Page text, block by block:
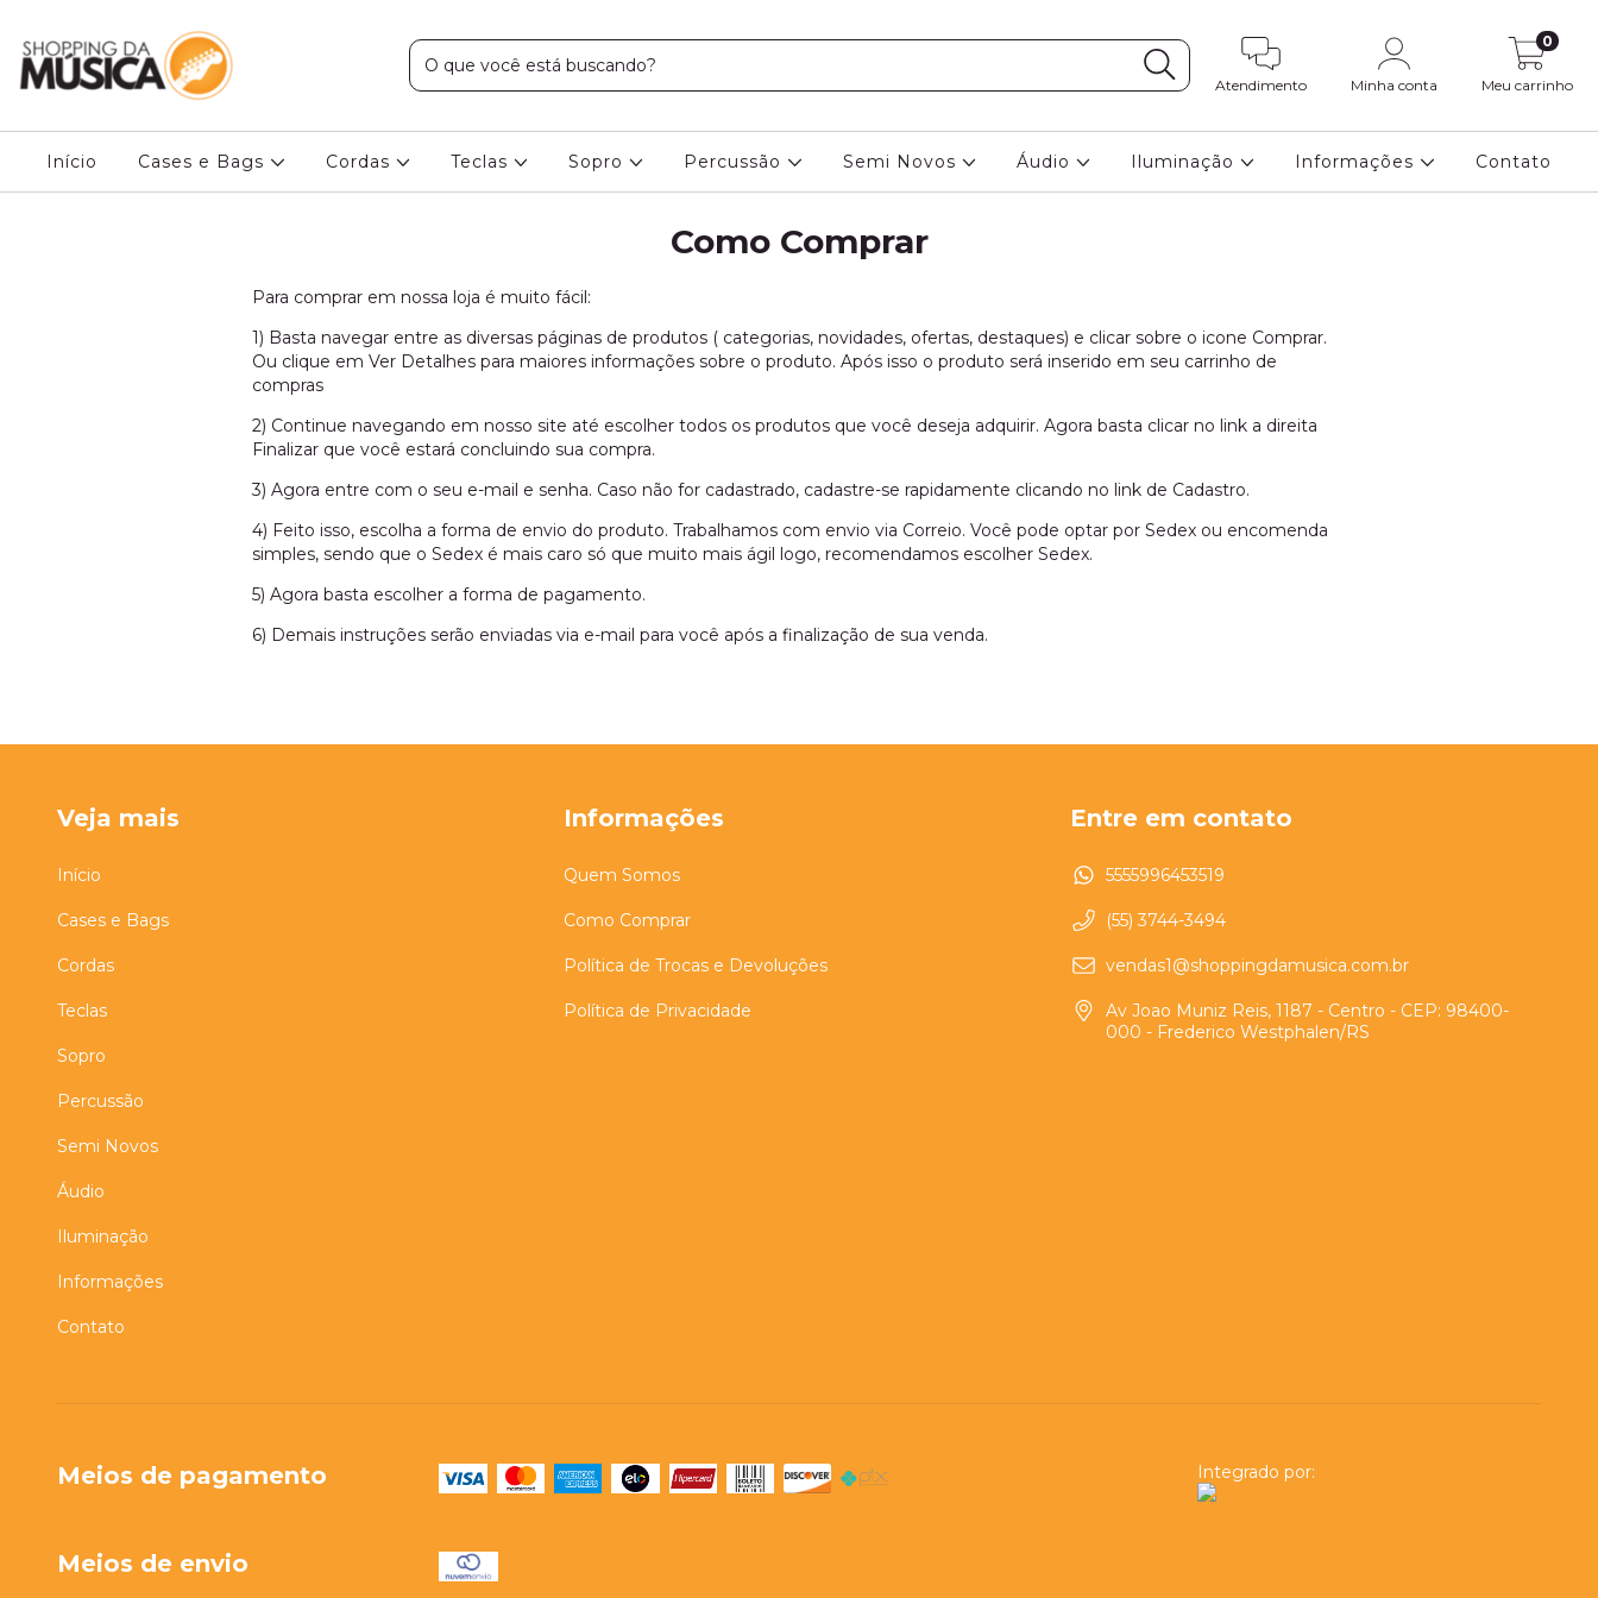
Atendimento Minha conta Meu carrinho
0
Início Cases e Bags Cordas Teclas Sopro Percussão Semi Novos Áudio Iluminação Informações Contato
Como Comprar
Para comprar em nossa loja é muito fácil:
1) Basta navegar entre as diversas páginas de produtos ( categorias, novidades, ofertas, destaques) e clicar sobre o icone Comprar.
Ou clique em Ver Detalhes para maiores informações sobre o produto. Após isso o produto será inserido em seu carrinho de
compras
2) Continue navegando em nosso site até escolher todos os produtos que você deseja adquirir. Agora basta clicar no link a direita
Finalizar que você estará concluindo sua compra.
3) Agora entre com o seu e-mail e senha. Caso não for cadastrado, cadastre-se rapidamente clicando no link de Cadastro.
4) Feito isso, escolha a forma de envio do produto. Trabalhamos com envio via Correio. Você pode optar por Sedex ou encomenda
simples, sendo que o Sedex é mais caro só que muito mais ágil logo, recomendamos escolher Sedex.
5) Agora basta escolher a forma de pagamento.
6) Demais instruções serão enviadas via e-mail para você após a finalização de sua venda.
Veja mais
Início
Cases e Bags
Cordas
Teclas
Sopro
Percussão
Semi Novos
Áudio
Iluminação
Informações
Contato
Informações
Quem Somos
Como Comprar
Política de Trocas e Devoluções
Política de Privacidade
Entre em contato
5555996453519
(55) 3744-3494
vendas1@shoppingdamusica.com.br
Av Joao Muniz Reis, 1187 - Centro - CEP: 98400-
000 - Frederico Westphalen/RS
Meios de pagamento
Meios de envio
Integrado por: